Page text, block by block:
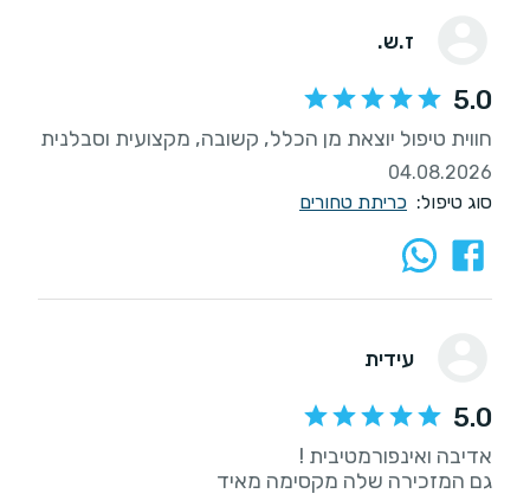
ז.ש.
5.0
חווית טיפול יוצאת מן הכלל, קשובה, מקצועית וסבלנית
04.08.2026
סוג טיפול: כריתת טחורים
עידית
5.0
גם המזכירה שלה מקסימה מאיד